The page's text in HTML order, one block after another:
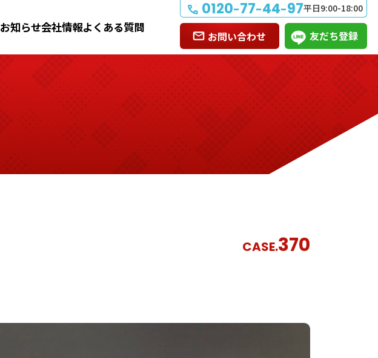
0120-77-44-97平日9:00-18:00
お問い合わせ 友だち登録
お知らせ会社情報よくある質問
CASE.370